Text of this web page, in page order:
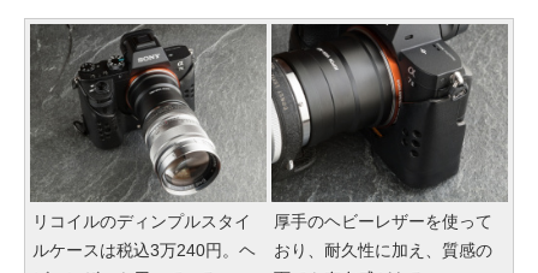
リコイルのディンプルスタイ
ルケースは税込3万240円。ヘ
厚手のヘビーレザーを使って
おり、耐久性に加え、質感の